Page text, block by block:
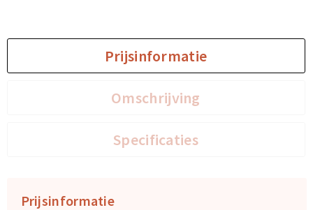
Documententassen
Documententassen
Prijsinformatie
Omschrijving
Specificaties
Prijsinformatie